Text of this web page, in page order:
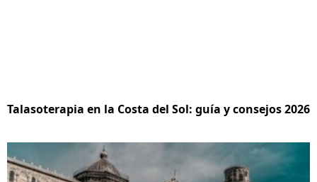
Talasoterapia en la Costa del Sol: guía y consejos 2026